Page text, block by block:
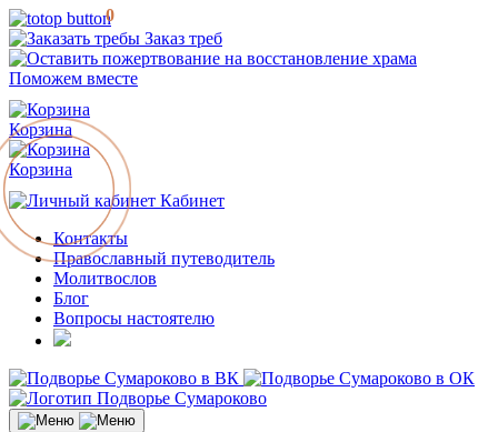
Заказ треб
Поможем вместе
Корзина
Корзина
0
Кабинет
Контакты
Православный путеводитель
Молитвослов
Блог
Вопросы настоятелю